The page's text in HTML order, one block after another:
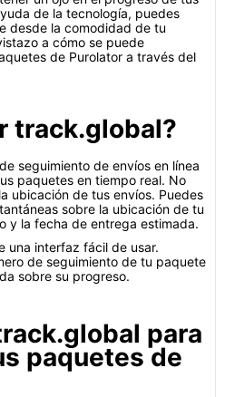
de la tecnología, puedes
desde la comodidad de tu
a cómo se puede
de Purolator a través del
track.global?
seguimiento de envíos en línea
paquetes en tiempo real. No
ubicación de tus envíos. Puedes
sobre la ubicación de tu
y la fecha de entrega estimada.
una interfaz fácil de usar.
de seguimiento de tu paquete
sobre su progreso.
para
paquetes de